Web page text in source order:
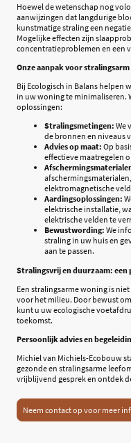
Hoewel de wetenschap nog
aanwijzingen dat langdurige
kunstmatige straling een
Mogelijke effecten zijn
concentratieproblemen en een
Onze aanpak voor
Bij Ecologisch in Balans helpen
in uw woning te minimaliseren.
oplossingen:
Stralingsmetingen: We
de bronnen en niveaus
Advies op maat: Op
effectieve maatregelen
elektromagnetische
Aardingsoplossingen:
elektrische installatie,
elektrische velden te
Bewustwording: We
straling in uw huis en
aan te passen.
Stralingsvrij en duurzaam:
Een stralingsarme woning is
voor het milieu. Door bewust
kunt u uw ecologische
toekomst.
Persoonlijk advies en
Michiel van Michiels-Ecobouw
gezonde en stralingsarme
vrijblijvend gesprek en ontdek
Neem contact op voor meer